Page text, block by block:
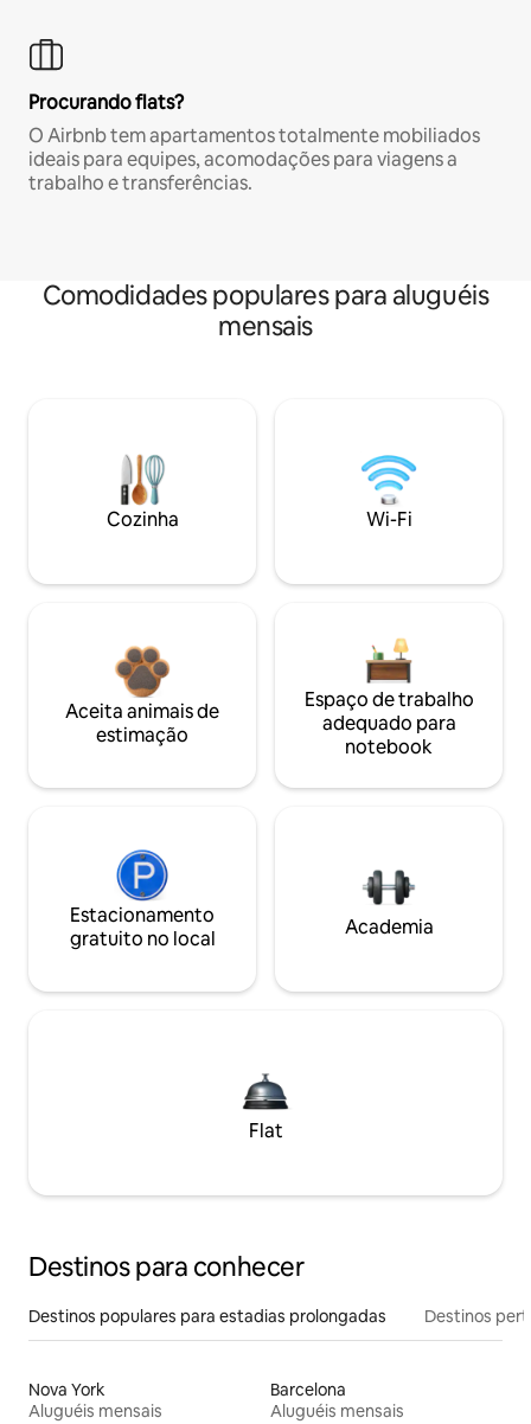
Procurando flats?
O Airbnb tem apartamentos totalmente mobiliados
ideais para equipes, acomodações para viagens a
trabalho e transferências.
Comodidades populares para aluguéis
mensais
Cozinha Wi-Fi
Aceita animais de
estimação
Espaço de trabalho
adequado para
notebook
Estacionamento
gratuito no local
Academia
Flat
Destinos para conhecer
Destinos populares para estadias prolongadas Destinos
Nova York
Aluguéis mensais
Barcelona
Aluguéis mensais